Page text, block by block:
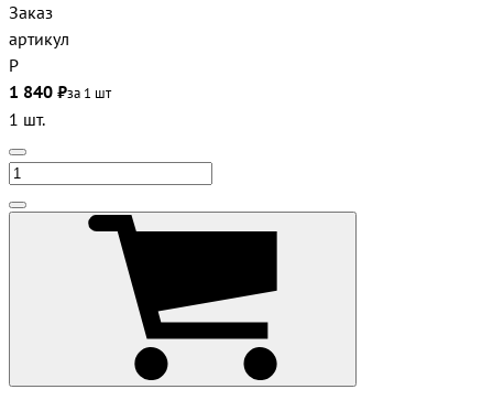
Заказ
артикул
Р
1 840 ₽за 1 шт
1 шт.